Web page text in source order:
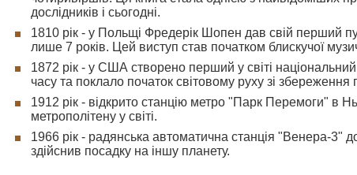
дослідників і сьогодні.
1810 рік - у Польщі Фредерік Шопен дав свій перший
лише 7 років. Цей виступ став початком блискучої
1872 рік - у США створено перший у світі
часу та поклало початок світовому руху зі
1912 рік - відкрито станцію метро "Парк Перемоги" в
метрополітену у світі.
1966 рік - радянська автоматична станція "Венера-
здійснив посадку на іншу планету.